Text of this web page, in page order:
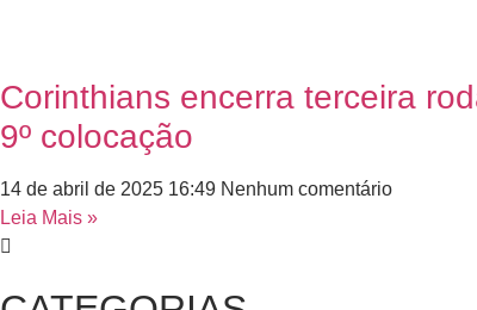
Corinthians encerra terceira
9º colocação
14 de abril de 2025 16:49 Nenhum comentário
Leia Mais »